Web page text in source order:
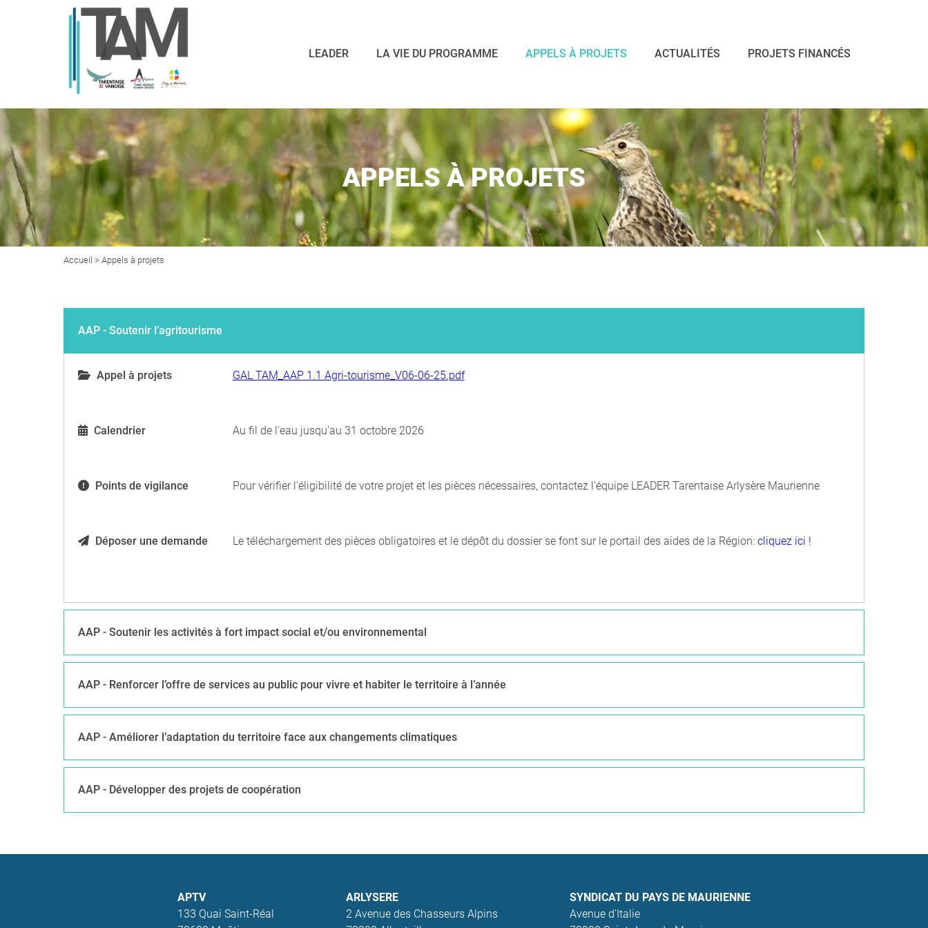
LEADER LA VIE DU PROGRAMME APPELS À PROJETS ACTUALITÉS PROJETS FINANCÉS
APPELS À PROJETS
Accueil > Appels à projets
AAP - Soutenir l’agritourisme
Appel à projets GAL TAM_AAP 1.1 Agri-tourisme_V06-06-25.pdf
Calendrier Au fil de l'eau jusqu'au 31 octobre 2026
Points de vigilance Pour vérifier l'éligibilité de votre projet et les pièces nécessaires, contactez l'équipe LEADER Tarentaise Arlysère Maurienne
Déposer une demande Le téléchargement des pièces obligatoires et le dépôt du dossier se font sur le portail des aides de la Région: cliquez ici !
AAP - Soutenir les activités à fort impact social et/ou environnemental
AAP - Renforcer l’offre de services au public pour vivre et habiter le territoire à l’année
AAP - Améliorer l’adaptation du territoire face aux changements climatiques
AAP - Développer des projets de coopération
APTV
133 Quai Saint-Réal
ARLYSERE
2 Avenue des Chasseurs Alpins
SYNDICAT DU PAYS DE MAURIENNE
Avenue d'Italie